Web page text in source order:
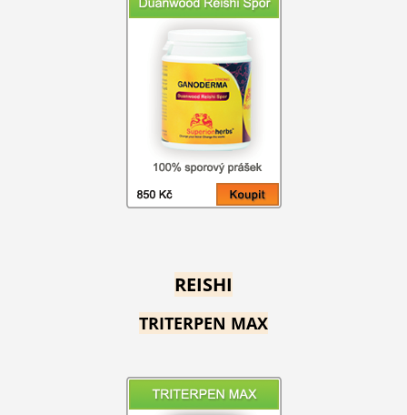
REISHI
TRITERPEN MAX